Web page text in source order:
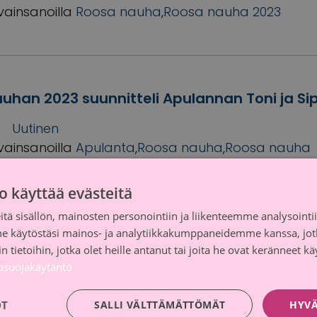
Roosa nauha,Roosa nauha 2023
2023 suunnitteli Apulannan Toni ja
Uutinen
Apulanta,Roosa nauha,Roosa nauha
haastattelu Vili -lapsen
Lasten syövät,Roosa nauha, Roosa
käyttää evästeitä
sisällön, mainosten personointiin ja liikenteemme
käytöstäsi mainos- ja analytiikkakumppaneidemme kanssa,
tietoihin, jotka olet heille antanut tai joita he ovat keränneet
SALLI VÄLTTÄMÄTTÖMÄT